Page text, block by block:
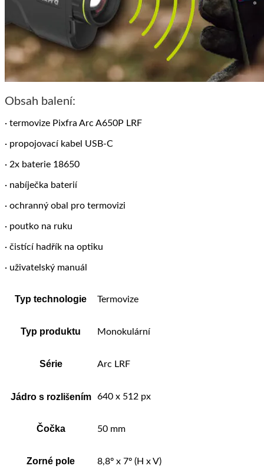
Obsah balení:
· termovize Pixfra Arc A650P LRF
· propojovací kabel USB-C
· 2x baterie 18650
· nabíječka baterií
· ochranný obal pro termovizi
· poutko na ruku
· čistící hadřík na optiku
· uživatelský manuál
Typ technologie Termovize
Typ produktu Monokulární
Série Arc LRF
Jádro s rozlišením 640 x 512 px
Čočka 50 mm
Zorné pole 8,8º x 7º (H x V)